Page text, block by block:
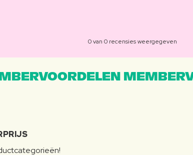
0 van 0 recensies weergegeven